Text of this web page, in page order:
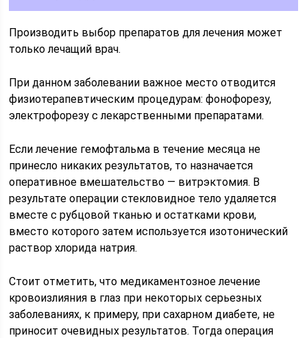
Производить выбор препаратов для лечения может
только лечащий врач.
При данном заболевании важное место отводится
физиотерапевтическим процедурам: фонофорезу,
электрофорезу с лекарственными препаратами.
Если лечение гемофтальма в течение месяца не
принесло никаких результатов, то назначается
оперативное вмешательство — витрэктомия. В
результате операции стекловидное тело удаляется
вместе с рубцовой тканью и остатками крови,
вместо которого затем используется изотонический
раствор хлорида натрия.
Стоит отметить, что медикаментозное лечение
кровоизлияния в глаз при некоторых серьезных
заболеваниях, к примеру, при сахарном диабете, не
приносит очевидных результатов. Тогда операция